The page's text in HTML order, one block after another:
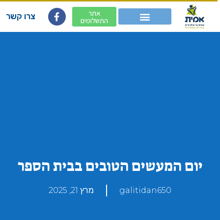
אתר
התשלומים צרו קשר
יום המעשים הטובים בבית הספר
galitidan650 מרץ 21, 2025